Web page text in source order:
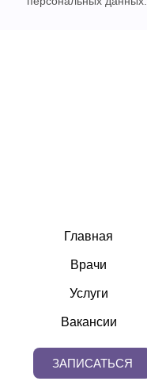
Главная
Врачи
Услуги
Вакансии
ЗАПИСАТЬСЯ